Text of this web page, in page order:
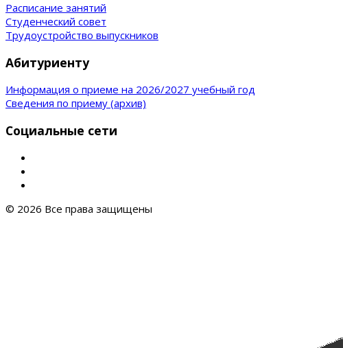
Расписание занятий
Студенческий совет
Трудоустройство выпускников
Абитуриенту
Информация о приеме на 2026/2027 учебный год
Сведения по приему (архив)
Социальные сети
© 2026 Все права защищены